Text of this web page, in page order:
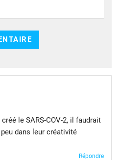
le SARS-COV-2, il faudrait
dans leur créativité
Répondre